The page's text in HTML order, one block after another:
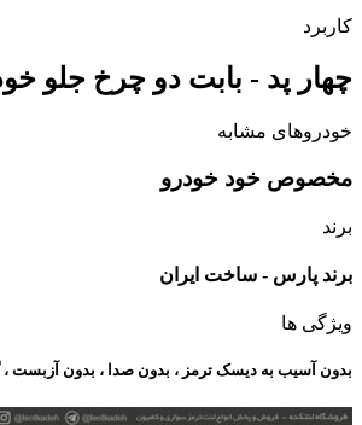
کاربرد
چهار پد - بابت دو چرخ جلو
خودروهای مشابه
مخصوص خود خودرو
برند
برند پارس - ساخت ایران
ویژگی ها
بدون آسیب به دیسک ترمز ، بدون صدا ، بدون آزبست ،